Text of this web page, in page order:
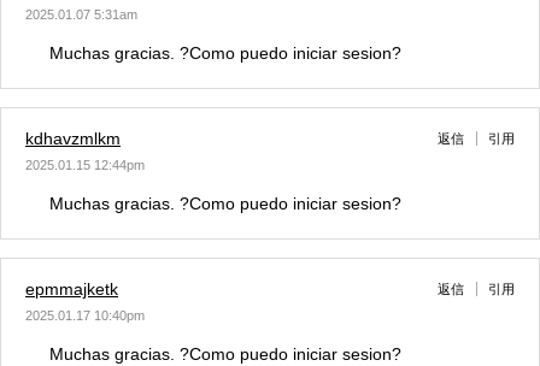
2025.01.07 5:31am
Muchas gracias. ?Como puedo iniciar sesion?
kdhavzmlkm
2025.01.15 12:44pm
返信 引用
Muchas gracias. ?Como puedo iniciar sesion?
epmmajketk
2025.01.17 10:40pm
返信 引用
Muchas gracias. ?Como puedo iniciar sesion?